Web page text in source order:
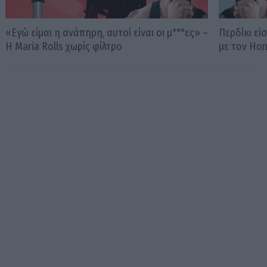
«Εγώ είμαι η ανάπηρη, αυτοί είναι οι μ***ες» –
Η Maria Rolls χωρίς φίλτρο
Περδίκι
με τον